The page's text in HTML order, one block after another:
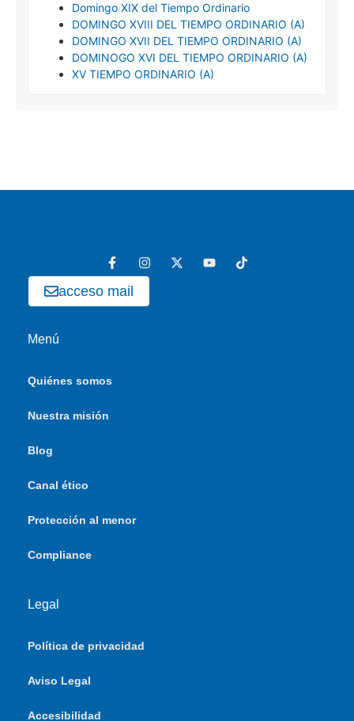
Domingo XIX del Tiempo Ordinario
DOMINGO XVIII DEL TIEMPO ORDINARIO (A)
DOMINGO XVII DEL TIEMPO ORDINARIO (A)
DOMINOGO XVI DEL TIEMPO ORDINARIO (A)
XV TIEMPO ORDINARIO (A)
acceso mail
Menú
Quiénes somos
Nuestra misión
Blog
Canal ético
Protección al menor
Compliance
Legal
Política de privacidad
Aviso Legal
Accesibilidad